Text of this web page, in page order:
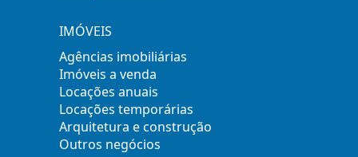
IMÓVEIS
Agências imobiliárias
Imóveis a venda
Locações anuais
Locações temporárias
Arquitetura e construção
Outros negócios